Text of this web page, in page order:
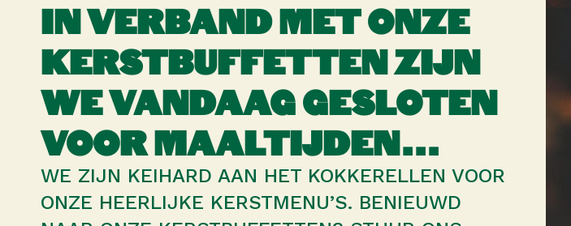
IN VERBAND MET ONZE
KERSTBUFFETTEN ZIJN
WE VANDAAG GESLOTEN
VOOR MAALTIJDEN…
WE ZIJN KEIHARD AAN HET KOKKERELLEN VOOR
ONZE HEERLIJKE KERSTMENU’S. BENIEUWD